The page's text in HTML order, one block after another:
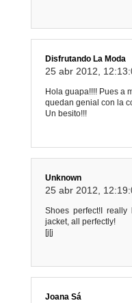
Disfrutando La Moda
25 abr 2012,
Hola guapa!!!! Pues a
quedan genial con la
Un besito!!!
Unknown
25 abr 2012,
Shoes perfect!I
jacket, all perfectly!
[j[j
Joana Sá